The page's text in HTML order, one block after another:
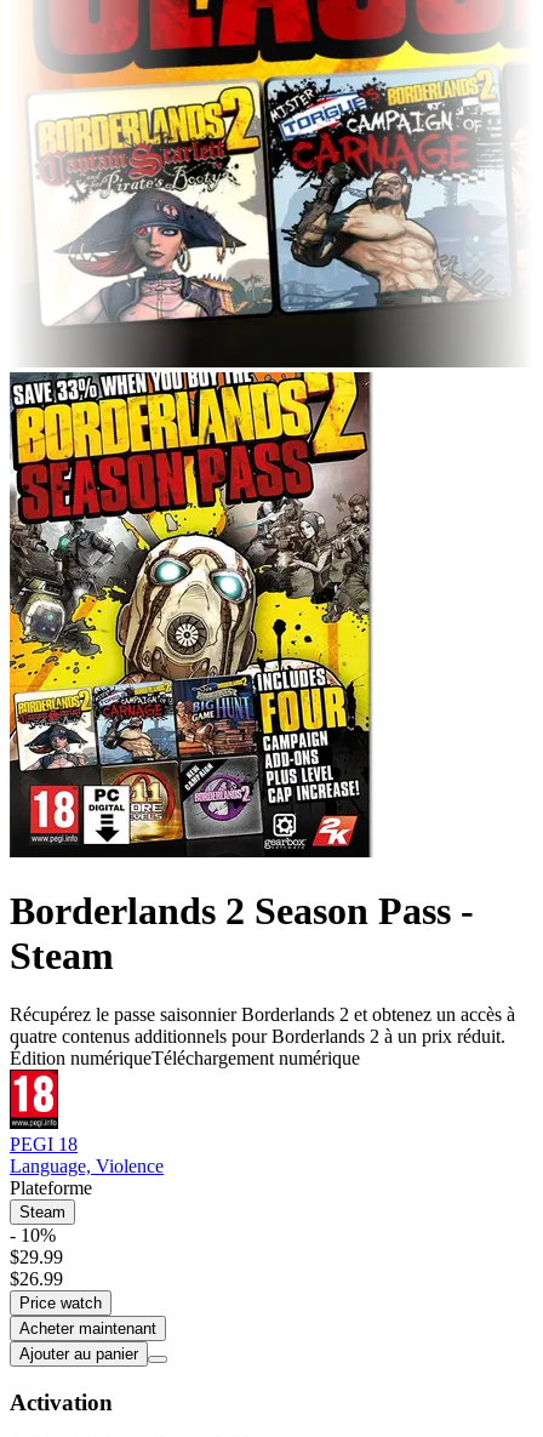
Borderlands 2 Season Pass -
Steam
Récupérez le passe saisonnier Borderlands 2 et obtenez un accès à
quatre contenus additionnels pour Borderlands 2 à un prix réduit.
Édition numériqueTéléchargement numérique
PEGI 18
Language, Violence
Plateforme
Steam
- 10%
$29.99
$26.99
Price watch
Acheter maintenant
Ajouter au panier
Activation